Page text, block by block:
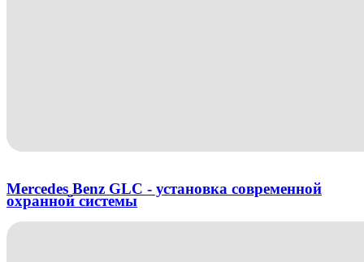
Mercedes Benz GLC - установка современной
охранной системы